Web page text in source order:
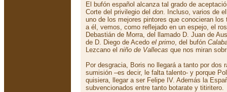
El bufón español alcanza tal grado de
Corte del privilegio del don. Incluso, varios de
uno de los mejores pintores que conocieran
a él, vemos, como reflejado en un espejo, el
Debastián de Morra, del llamado D. Juan de
de D. Diego de Acedo el primo, del bufón
Lezcano el niño de Vallecas que nos miran
Por desgracia, Boris no llegará a tanto por dos
sumisión –es decir, le falta talento- y porque
quisiera, llegar a ser Felipe IV. Además la
subvencionados entre tanto botarate y titiritero.